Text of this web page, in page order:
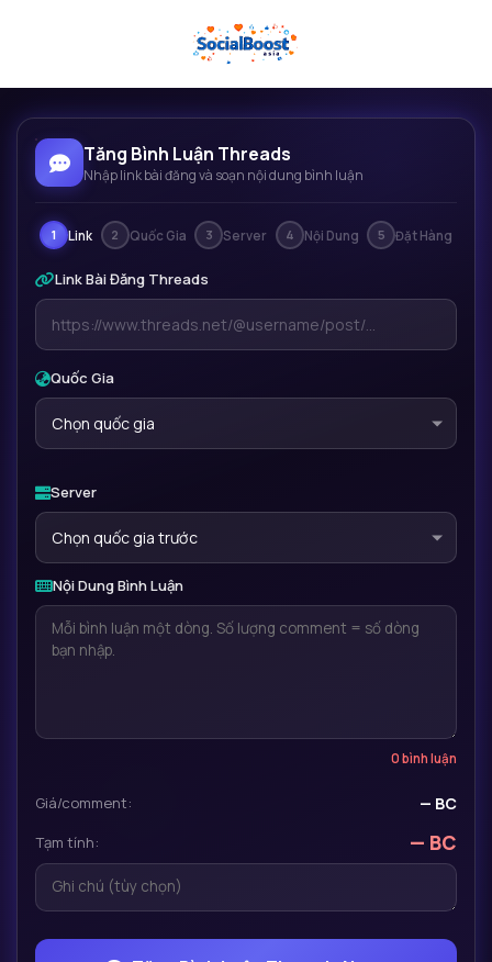
Tăng Bình Luận Threads
Nhập link bài đăng và soạn nội dung bình luận
1 Link 2 Quốc Gia 3 Server 4 Nội Dung 5 Đặt Hàng
Link Bài Đăng Threads
Quốc Gia
Chọn quốc gia
Server
Chọn quốc gia trước
Nội Dung Bình Luận
0 bình luận
Giá/comment: — BC
Tạm tính: — BC